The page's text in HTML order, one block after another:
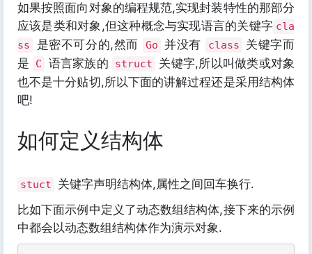
如果按照面向对象的编程规范,实现封装特性的那部分
应该是类和对象,但这种概念与实现语言的关键字 cla
ss
是密不可分的,然而 Go 并没有 class
关键字而
是
C 语言家族的 struct
关键字,所以叫做类或对象
也不是十分贴切,所以下面的讲解过程还是采用结构体
吧!
如何定义结构体
stuct
关键字声明结构体,属性之间回车换行.
比如下面示例中定义了动态数组结构体,接下来的示例
中都会以动态数组结构体作为演示对象.